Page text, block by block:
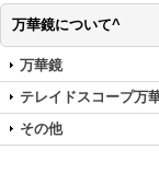
万華鏡について^
万華鏡
テレイドスコープ万
その他